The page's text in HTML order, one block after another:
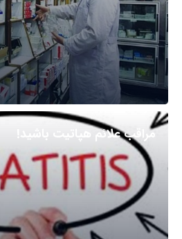
مراقب علائم هپاتیت باشید!